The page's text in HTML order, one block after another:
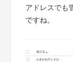
アドレスでも
ですね。